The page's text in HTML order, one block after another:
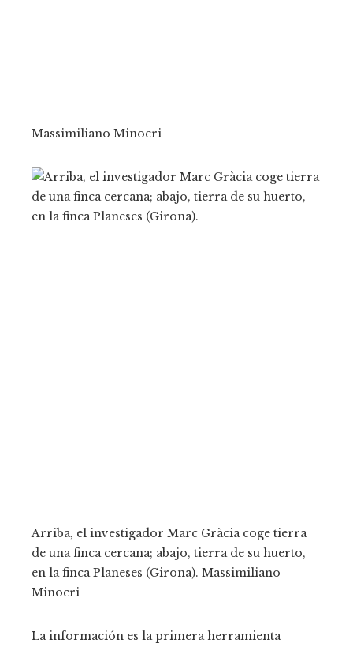
Massimiliano Minocri
Arriba, el investigador Marc Gràcia coge tierra
de una finca cercana; abajo, tierra de su huerto,
en la finca Planeses (Girona). Massimiliano
Minocri
La información es la primera herramienta